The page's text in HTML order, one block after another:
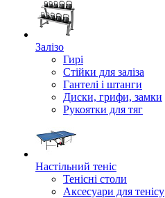
Залізо
Гирі
Стійки для заліза
Гантелі і штанги
Диски, грифи, замки
Рукоятки для тяг
Настільний теніс
Тенісні столи
Аксесуари для тенісу